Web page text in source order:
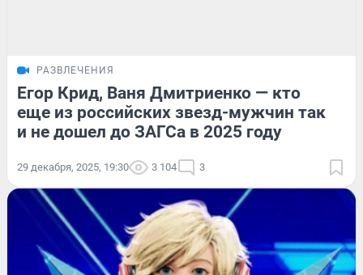
РАЗВЛЕЧЕНИЯ
Егор Крид, Ваня Дмитриенко — кто
еще из российских звезд-мужчин так
и не дошел до ЗАГСа в 2025 году
29 декабря, 2025, 19:30 3 104 3